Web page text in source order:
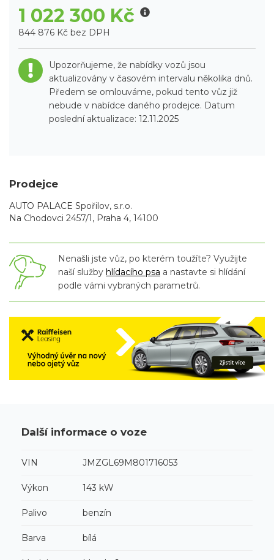
1 022 300 Kč
844 876 Kč bez DPH
Upozorňujeme, že nabídky vozů jsou
aktualizovány v časovém intervalu několika dnů.
Předem se omlouváme, pokud tento vůz již
nebude v nabídce daného prodejce. Datum
poslední aktualizace: 12.11.2025
Prodejce
AUTO PALACE Spořilov, s.r.o.
Na Chodovci 2457/1, Praha 4, 14100
Nenašli jste vůz, po kterém toužíte? Využijte
naší služby hlídacího psa a nastavte si hlídání
podle vámi vybraných parametrů.
Další informace o voze
VIN JMZGL69M801716053
Výkon 143 kW
Palivo benzín
Barva bílá